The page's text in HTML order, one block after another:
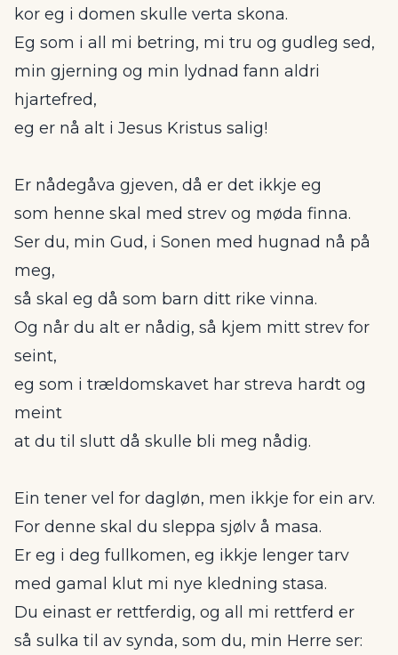
kor eg i domen skulle verta skona.
Eg som i all mi betring, mi tru og gudleg sed,
min gjerning og min lydnad fann aldri
hjartefred,
eg er nå alt i Jesus Kristus salig!
Er nådegåva gjeven, då er det ikkje eg
som henne skal med strev og møda finna.
Ser du, min Gud, i Sonen med hugnad nå på
meg,
så skal eg då som barn ditt rike vinna.
Og når du alt er nådig, så kjem mitt strev for
seint,
eg som i trældomskavet har streva hardt og
meint
at du til slutt då skulle bli meg nådig.
Ein tener vel for dagløn, men ikkje for ein arv.
For denne skal du sleppa sjølv å masa.
Er eg i deg fullkomen, eg ikkje lenger tarv
med gamal klut mi nye kledning stasa.
Du einast er rettferdig, og all mi rettferd er
så sulka til av synda, som du, min Herre ser: